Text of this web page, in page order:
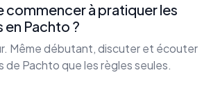
commencer à pratiquer les
Pachto ?
Même débutant, discuter et écouter
de Pachto que les règles seules.